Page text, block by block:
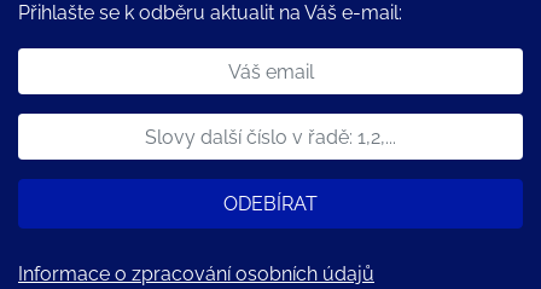
Přihlašte se k odběru aktualit na Váš e-mail:
ODEBÍRAT
Informace o zpracování osobních údajů